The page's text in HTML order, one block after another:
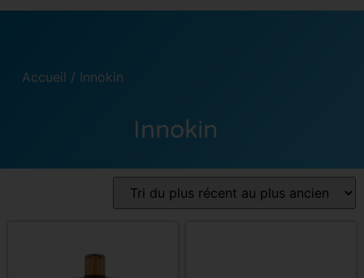
Accueil / Innokin
Innokin